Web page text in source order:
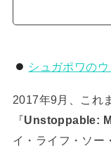
シュガポワの
2017年9月、これ
『Unstoppable:
イ・ライフ・ソー